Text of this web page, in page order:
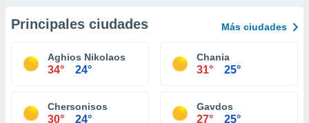
Principales ciudades Más ciudades
Aghios Nikolaos
34° 24°
Chania
31° 25°
Chersonisos
30° 24°
Gavdos
27° 25°